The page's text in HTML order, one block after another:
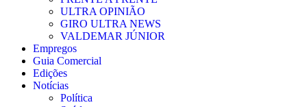
ULTRA OPINIÃO
GIRO ULTRA NEWS
VALDEMAR JÚNIOR
Empregos
Guia Comercial
Edições
Notícias
Política